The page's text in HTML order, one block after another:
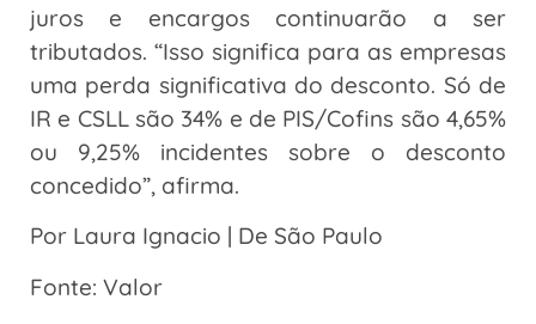
juros e encargos continuarão a ser
tributados. “Isso significa para as empresas
uma perda significativa do desconto. Só de
IR e CSLL são 34% e de PIS/Cofins são 4,65%
ou 9,25% incidentes sobre o desconto
concedido”, afirma.
Por Laura Ignacio | De São Paulo
Fonte: Valor